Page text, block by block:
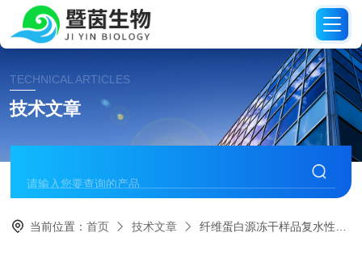
TECHNICAL ARTICLES
技术文章
当前位置：首页 技术文章 纤维蛋白源冻干样品复水性与稳定性研究